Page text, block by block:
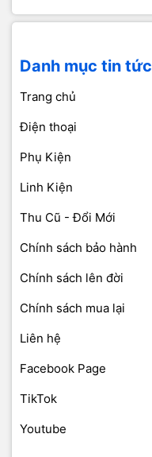
Danh mục tin tức
Trang chủ
Điện thoại
Phụ Kiện
Linh Kiện
Thu Cũ - Đổi Mới
Chính sách bảo hành
Chính sách lên đời
Chính sách mua lại
Liên hệ
Facebook Page
TikTok
Youtube